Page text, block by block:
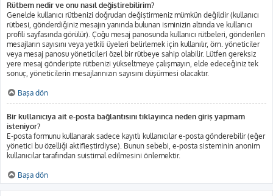
Rütbem nedir ve onu nasıl değiştirebilirim?
Genelde kullanıcı rütbenizi doğrudan değiştirmeniz mümkün değildir (kullanıcı
rütbesi, gönderdiğiniz mesajın yanında bulunan isminizin altında ve kullanıcı
profili sayfasında görülür). Çoğu mesaj panosunda kullanıcı rütbeleri, gönderilen
mesajların sayısını veya yetkili üyeleri belirlemek için kullanılır, örn. yöneticiler
veya mesaj panosu yöneticileri özel bir rütbeye sahip olabilir. Lütfen gereksiz
yere mesaj gönderipte rütbenizi yükseltmeye çalışmayın, elde edeceğiniz tek
sonuç, yöneticilerin mesajlarınızın sayısını düşürmesi olacaktır.
Başa dön
Bir kullanıcıya ait e-posta bağlantısını tıklayınca neden giriş yapmam
isteniyor?
E-posta formunu kullanarak sadece kayıtlı kullanıcılar e-posta gönderebilir (eğer
yönetici bu özelliği aktifleştirdiyse). Bunun sebebi, e-posta sisteminin anonim
kullanıcılar tarafından suistimal edilmesini önlemektir.
Başa dön